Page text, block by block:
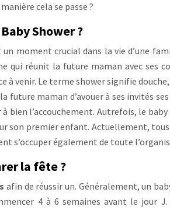
cela se passe ?
Shower ?
un moment crucial dans la vie d’une
qui réunit la future maman avec ses
à venir. Le terme shower signifie douche,
future maman d’avouer à ses invités
bien l’accouchement. Autrefois, le
son premier enfant. Actuellement,
s’occuper également de toute
la fête ?
afin de réussir un. Généralement, un
4 à 6 semaines avant le jour